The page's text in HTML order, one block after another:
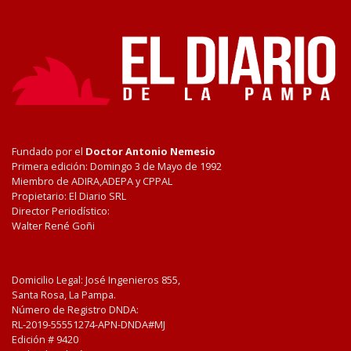
Fundado por el Doctor Antonio Nemesio
Primera edición: Domingo 3 de Mayo de 1992
Miembro de ADIRA,ADEPA y CPPAL
Propietario: El Diario SRL
Director Periodístico:
Walter René Goñi
Domicilio Legal: José Ingenieros 855,
Santa Rosa, La Pampa.
Número de Registro DNDA:
RL-2019-55551274-APN-DNDA#MJ
Edición # 9420